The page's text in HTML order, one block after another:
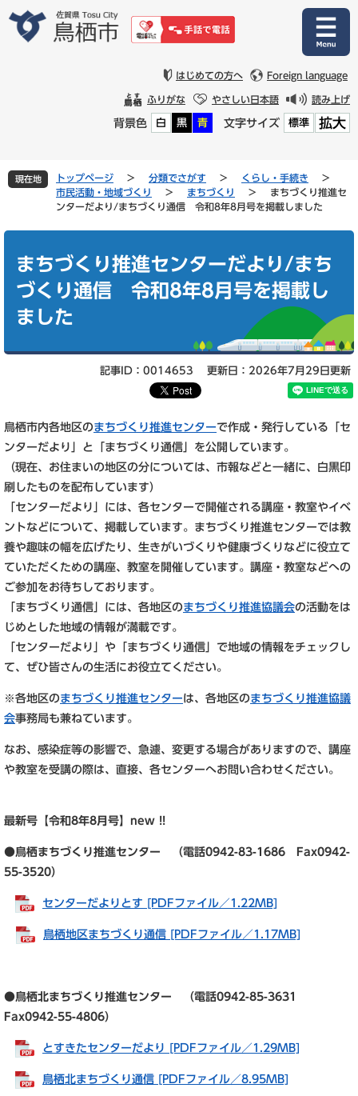
文
はじめての方へ Foreign language
ふりがな やさしい日本語 読み上げ
背景色 白 黒 青 文字サイズ 標準 拡大
現在地 トップページ > 分類でさがす > くらし・手続き
>
市民活動・地域づくり
> まちづくり >
まちづくり推進セ
ンターだより/まちづくり通信 令和8年8月号を掲載しました
まちづくり推進センターだより/まち
づくり通信 令和8年8月号を掲載し
ました
記事ID：0014653 更新日：2026年7月29日更新
鳥栖市内各地区のまちづくり推進センターで作成・発行している「セ
ンターだより」と「まちづくり通信」を公開しています。
（現在、お住まいの地区の分については、市報などと一緒に、白黒印
刷したものを配布しています）
「センターだより」には、各センターで開催される講座・教室やイベ
ントなどについて、掲載しています。まちづくり推進センターでは教
養や趣味の幅を広げたり、生きがいづくりや健康づくりなどに役立て
ていただくための講座、教室を開催しています。講座・教室などへの
ご参加をお待ちしております。
「まちづくり通信」には、各地区のまちづくり推進協議会の活動をは
じめとした地域の情報が満載です。
「センターだより」や「まちづくり通信」で地域の情報をチェックし
て、ぜひ皆さんの生活にお役立てください。
※各地区のまちづくり推進センターは、各地区のまちづくり推進協議
会事務局も兼ねています。
なお、感染症等の影響で、急遽、変更する場合がありますので、講座
や教室を受講の際は、直接、各センターへお問い合わせください。
最新号【令和8年8月号】new !!
●鳥栖まちづくり推進センター （電話0942-83-1686 Fax0942-
55-3520）
センターだよりとす [PDFファイル／1.22MB]
鳥栖地区まちづくり通信 [PDFファイル／1.17MB]
●鳥栖北まちづくり推進センター （電話0942-85-3631
Fax0942-55-4806）
とすきたセンターだより [PDFファイル／1.29MB]
鳥栖北まちづくり通信 [PDFファイル／8.95MB]